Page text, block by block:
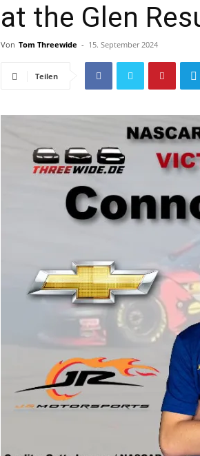
at the Glen
Von Tom Threewide - 15. September 2024
Teilen